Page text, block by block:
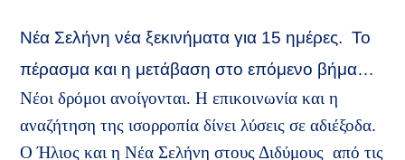
Νέα Σελήνη νέα ξεκινήματα για 15 ημέρες. Το
πέρασμα και η μετάβαση στο επόμενο βήμα…
Νέοι δρόμοι ανοίγονται. Η επικοινωνία και η
αναζήτηση της ισορροπία δίνει λύσεις σε αδιέξοδα.
Ο Ήλιος και η Νέα Σελήνη στους Διδύμους από τις